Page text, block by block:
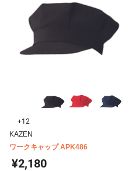
+12
KAZEN
ワークキャップ APK486
¥2,180